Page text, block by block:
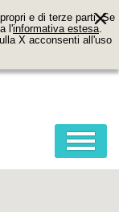
e di terze parti. Se
l'informativa estesa.
X acconsenti all'uso